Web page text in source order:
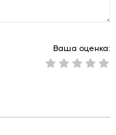
Ваша оценка: